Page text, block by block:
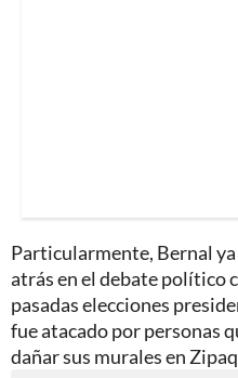
Particularmente, Bernal
atrás en el debate político
pasadas elecciones
fue atacado por personas
dañar sus murales en